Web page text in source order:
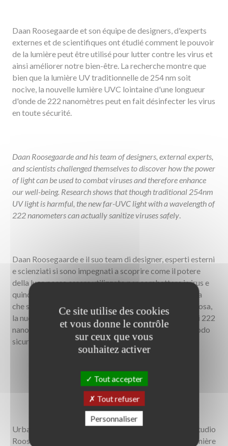
Daan Roosegaarde et son équipe de designers, d'experts
externes et de scientifiques ont étudié comment le pouvoir
de la lumière peut être utilisé pour lutter contre les virus et
ainsi améliorer notre bien-être. La recherche montre que
bien que la lumière UV traditionnelle de 254 nm soit
nocive, la nouvelle lumière UVC lointaine d'une longueur
d'onde de 222 nanomètres peut en fait désinfecter les virus
en toute sécurité.
Daan Roosegaarde and his team of designers, external experts,
and scientists challenged themselves to discover how the power
of light can be used to combat viruses and therefore enhance
our well-being. Research shows that though traditional 254nm
UV light is harmful, the new far-UVC light with a wavelength of
222 nanometers can actually sanitize viruses safely.
Daan Roosegaarde e il suo team di designer, esperti esterni
e scienziati si sono impegnati a scoprire come il potere
della luce possa essere utilizzato per combattere i virus e
quindi migliorare il nostro benessere. La ricerca mostra
che sebbene la tradizionale luce UV a 254 nm sia dannosa,
la nuova luce UVC lontana con una lunghezza d’onda di 222
nanometri può effettivamente disinfettare i virus in modo
sicuro.
Urban Sun, un projet en développement du Studio
Roosegaarde, répand un grand cercle de cette lumière
Ce site utilise des cookies
et vous donne le contrôle
sur ceux que vous
souhaitez activer
Tout accepter
Tout refuser
Personnaliser